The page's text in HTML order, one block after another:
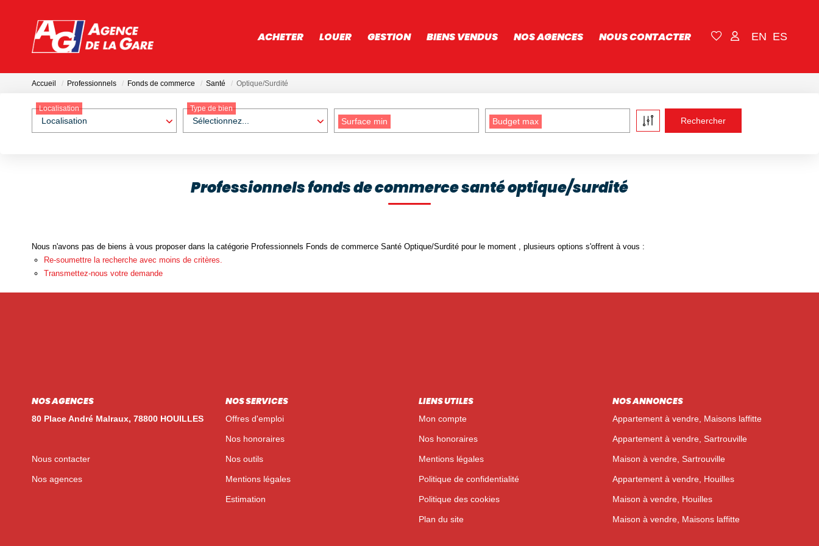
ACHETER LOUER GESTION BIENS VENDUS NOS AGENCES NOUS CONTACTER EN ES
Accueil Professionnels Fonds de commerce Santé Optique/Surdité
Localisation
Localisation
Sélectionnez...
Type de bien
Surface min Budget max
Professionnels fonds de commerce santé optique/surdité
Nous n'avons pas de biens à vous proposer dans la catégorie Professionnels Fonds de commerce Santé Optique/Surdité pour le moment , plusieurs options s'offrent à vous :
Re-soumettre la recherche avec moins de critères.
Transmettez-nous votre demande
NOS AGENCES
80 Place André Malraux, 78800 HOUILLES
Nous contacter
Nos agences
NOS SERVICES
Offres d'emploi
Nos honoraires
Nos outils
Mentions légales
Estimation
LIENS UTILES
Mon compte
Nos honoraires
Mentions légales
Politique de confidentialité
Politique des cookies
Plan du site
NOS ANNONCES
Appartement à vendre, Maisons laffitte
Appartement à vendre, Sartrouville
Maison à vendre, Sartrouville
Appartement à vendre, Houilles
Maison à vendre, Houilles
Maison à vendre, Maisons laffitte